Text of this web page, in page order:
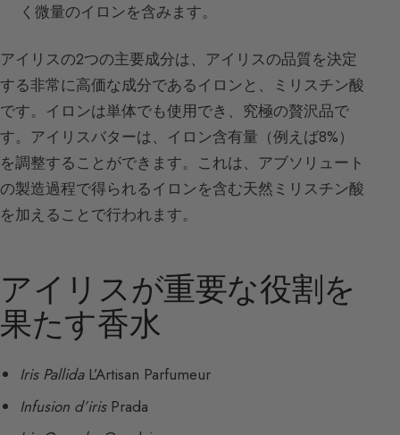
く微量のイロンを含みます。
アイリスの2つの主要成分は、アイリスの品質を決定
する非常に高価な成分であるイロンと、ミリスチン酸
です。イロンは単体でも使用でき、究極の贅沢品で
す。アイリスバターは、イロン含有量（例えば8%）
を調整することができます。これは、アブソリュート
の製造過程で得られるイロンを含む天然ミリスチン酸
を加えることで行われます。
アイリスが重要な役割を
果たす香水
Iris PallidaL’Artisan Parfumeur
Infusion d’irisPrada